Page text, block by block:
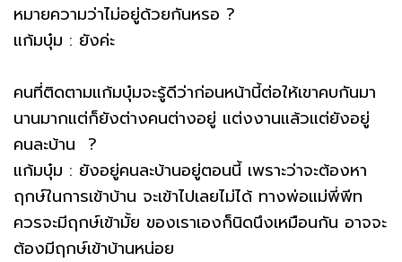
หมายความว่าไม่อยู่ด้วยกันหรอ ?
แก้มบุ๋ม : ยังค่ะ
คนที่ติดตามแก้มบุ๋มจะรู้ดีว่าก่อนหน้านี้ต่อให้เขาคบกันมา
นานมากแต่ก็ยังต่างคนต่างอยู่ แต่งงานแล้วแต่ยังอยู่
คนละบ้าน ?
แก้มบุ๋ม : ยังอยู่คนละบ้านอยู่ตอนนี้ เพราะว่าจะต้องหา
ฤกษ์ในการเข้าบ้าน จะเข้าไปเลยไม่ได้ ทางพ่อแม่พี่พีท
ควรจะมีฤกษ์เข้ามั้ย ของเราเองก็นิดนึงเหมือนกัน อาจจะ
ต้องมีฤกษ์เข้าบ้านหน่อย